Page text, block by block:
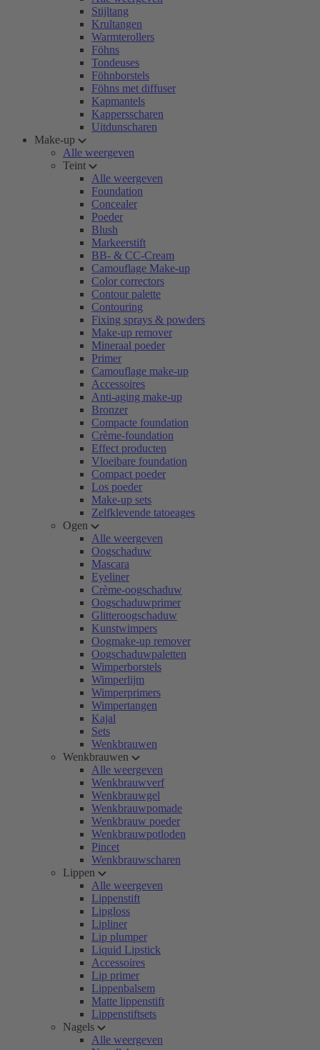
Stijltang
Krultangen
Warmterollers
Föhns
Tondeuses
Föhnborstels
Föhns met diffuser
Kapmantels
Kappersscharen
Uitdunscharen
Make-up
Alle weergeven
Teint
Alle weergeven
Foundation
Concealer
Poeder
Blush
Markeerstift
BB- & CC-Cream
Camouflage Make-up
Color correctors
Contour palette
Contouring
Fixing sprays & powders
Make-up remover
Mineraal poeder
Primer
Camouflage make-up
Accessoires
Anti-aging make-up
Bronzer
Compacte foundation
Crème-foundation
Effect producten
Vloeibare foundation
Compact poeder
Los poeder
Make-up sets
Zelfklevende tatoeages
Ogen
Alle weergeven
Oogschaduw
Mascara
Eyeliner
Crème-oogschaduw
Oogschaduwprimer
Glitteroogschaduw
Kunstwimpers
Oogmake-up remover
Oogschaduwpaletten
Wimperborstels
Wimperlijm
Wimperprimers
Wimpertangen
Kajal
Sets
Wenkbrauwen
Wenkbrauwen
Alle weergeven
Wenkbrauwverf
Wenkbrauwgel
Wenkbrauwpomade
Wenkbrauw poeder
Wenkbrauwpotloden
Pincet
Wenkbrauwscharen
Lippen
Alle weergeven
Lippenstift
Lipgloss
Lipliner
Lip plumper
Liquid Lipstick
Accessoires
Lip primer
Lippenbalsem
Matte lippenstift
Lippenstiftsets
Nagels
Alle weergeven